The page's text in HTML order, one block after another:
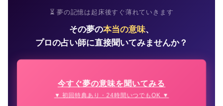
⏳ 夢の記憶は起床後すぐ薄れていきます
その夢の本当の意味、
プロの占い師に直接聞いてみませんか？
今すぐ夢の意味を聞いてみる
▼ 初回特典あり・24時間いつでもOK ▼